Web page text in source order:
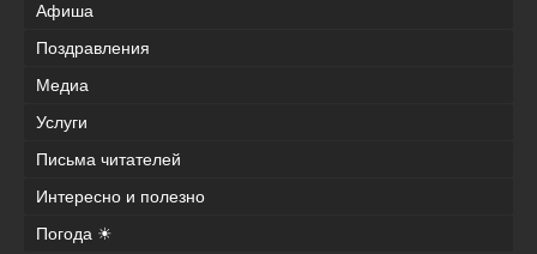
Афиша
Поздравления
Медиа
Услуги
Письма читателей
Интересно и полезно
Погода ☀